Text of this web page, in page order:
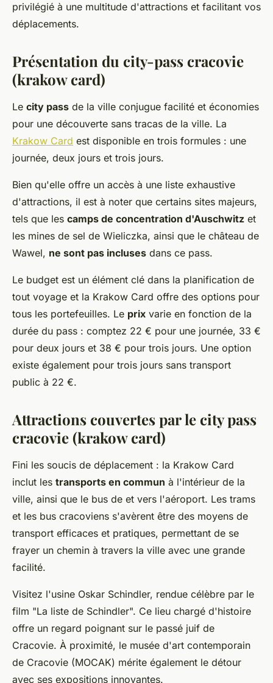
privilégié à une multitude d'attractions et facilitant vos
déplacements.
Présentation du city-pass cracovie
(krakow card)
Le city pass de la ville conjugue facilité et économies
pour une découverte sans tracas de la ville. La
Krakow Card est disponible en trois formules : une
journée, deux jours et trois jours.
Bien qu'elle offre un accès à une liste exhaustive
d'attractions, il est à noter que certains sites majeurs,
tels que les camps de concentration d'Auschwitz et
les mines de sel de Wieliczka, ainsi que le château de
Wawel, ne sont pas incluses dans ce pass.
Le budget est un élément clé dans la planification de
tout voyage et la Krakow Card offre des options pour
tous les portefeuilles. Le prix varie en fonction de la
durée du pass : comptez 22 € pour une journée, 33 €
pour deux jours et 38 € pour trois jours. Une option
existe également pour trois jours sans transport
public à 22 €.
Attractions couvertes par le city pass
cracovie (krakow card)
Fini les soucis de déplacement : la Krakow Card
inclut les transports en commun à l'intérieur de la
ville, ainsi que le bus de et vers l'aéroport. Les trams
et les bus cracoviens s'avèrent être des moyens de
transport efficaces et pratiques, permettant de se
frayer un chemin à travers la ville avec une grande
facilité.
Visitez l'usine Oskar Schindler, rendue célèbre par le
film "La liste de Schindler". Ce lieu chargé d'histoire
offre un regard poignant sur le passé juif de
Cracovie. À proximité, le musée d'art contemporain
de Cracovie (MOCAK) mérite également le détour
avec ses expositions innovantes.